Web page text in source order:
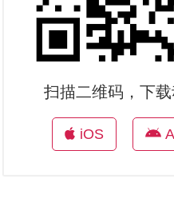
扫描二维码，下
iOS